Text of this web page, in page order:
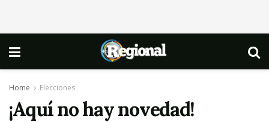
Home Elecciones
¡Aquí no hay novedad!